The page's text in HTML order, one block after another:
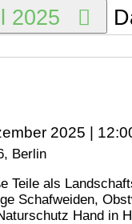
2025
2025 |
Berlin
als
Schafweiden,
Hand in